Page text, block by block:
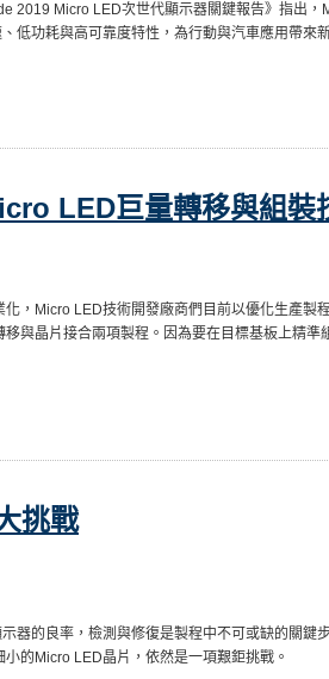
2019 Micro LED次世代顯示器關鍵報告》指出
低功耗與高可靠度特性，為行動與汽車應用帶來
LED巨量轉移與組裝
，Micro LED技術開發廠商們目前以優化生產製
與晶片接合兩項製程。因為要在目標基板上精
挑戰
器的良率，檢測與修復是製程中不可或缺的關鍵
的Micro LED晶片，依然是一項艱鉅挑戰。